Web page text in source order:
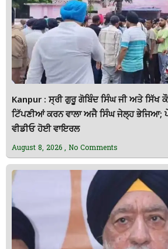
Kanpur : ਸ੍ਰੀ ਗੁਰੂ ਗੋਬਿੰਦ ਸਿੰਘ ਜੀ ਅਤੇ ਸਿੱਖ
ਟਿੱਪਣੀਆਂ ਕਰਨ ਵਾਲਾ ਅਜੈ ਸਿੰਘ ਜੇਲ੍ਹ ਭੇਜਿਆ;
ਵੀਡੀਓ ਹੋਈ ਵਾਇਰਲ
August 8, 2026 No Comments